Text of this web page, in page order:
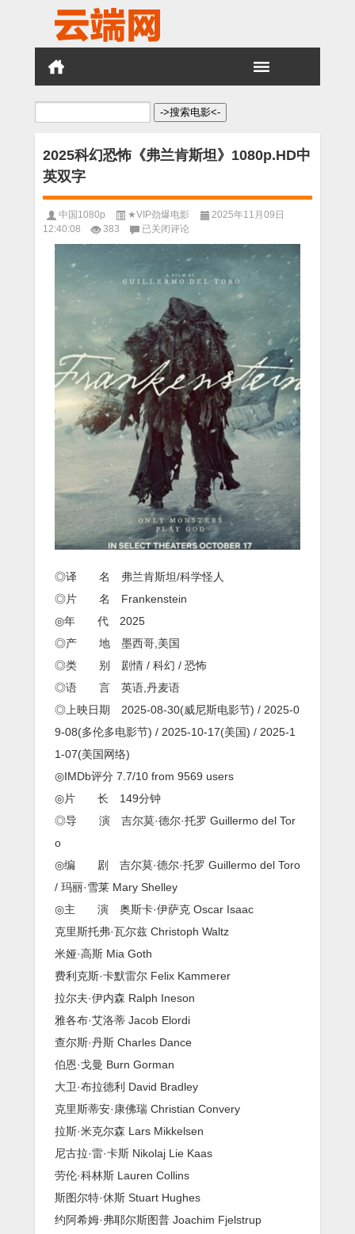
搜
2025科幻恐怖《弗兰肯斯坦》1080p.HD中
英双字
中国1080p ★VIP劲爆电影
2025年11月09日
12:40:08
383
2025
科
怖
《弗
肯
斯
坦》
1080p.HD
中
英
双
字
已关闭评论
◎译 名 弗兰肯斯坦/科学怪人
◎片 名 Frankenstein
◎年 代 2025
◎产 地 墨西哥,美国
◎类 别 剧情 / 科幻 / 恐怖
◎语 言 英语,丹麦语
◎上映日期 2025-08-30(威尼斯电影节) / 2025-0
9-08(多伦多电影节) / 2025-10-17(美国) / 2025-1
1-07(美国网络)
◎IMDb评分 7.7/10 from 9569 users
◎片 长 149分钟
◎导 演 吉尔莫·德尔·托罗 Guillermo del Tor
o
◎编 剧 吉尔莫·德尔·托罗 Guillermo del Toro
/ 玛丽·雪莱 Mary Shelley
◎主 演 奥斯卡·伊萨克 Oscar Isaac
克里斯托弗·瓦尔兹 Christoph Waltz
米娅·高斯 Mia Goth
费利克斯·卡默雷尔 Felix Kammerer
拉尔夫·伊内森 Ralph Ineson
雅各布·艾洛蒂 Jacob Elordi
查尔斯·丹斯 Charles Dance
伯恩·戈曼 Burn Gorman
大卫·布拉德利 David Bradley
克里斯蒂安·康佛瑞 Christian Convery
拉斯·米克尔森 Lars Mikkelsen
尼古拉·雷·卡斯 Nikolaj Lie Kaas
劳伦·科林斯 Lauren Collins
斯图尔特·休斯 Stuart Hughes
约阿希姆·弗耶尔斯图普 Joachim Fjelstrup